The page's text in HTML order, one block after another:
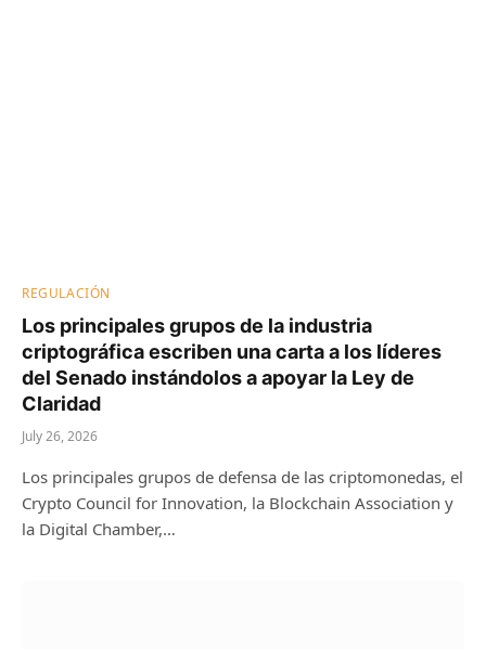
REGULACIÓN
Los principales grupos de la industria
criptográfica escriben una carta a los líderes
del Senado instándolos a apoyar la Ley de
Claridad
July 26, 2026
Los principales grupos de defensa de las criptomonedas, el
Crypto Council for Innovation, la Blockchain Association y
la Digital Chamber,…